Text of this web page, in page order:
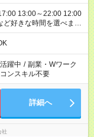
躍中 / 副業・Wワーク
ンスキル不要
詳細へ
社